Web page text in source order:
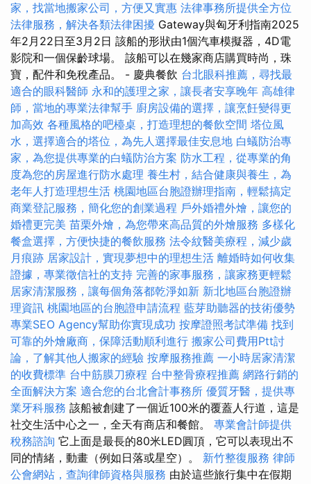
家，找當地搬家公司，方便又實惠 法律事務所提供全方位
法律服務，解決各類法律困擾 Gateway與匈牙利指南2025
年2月22日至3月2日 該船的形狀由1個汽車模擬器，4D電
影院和一個保齡球場。 該船可以在幾家商店購買時尚，珠
寶，配件和免稅產品。 - 慶典餐飲 台北眼科推薦，尋找最
適合的眼科醫師 永和的護理之家，讓長者安享晚年 高雄律
師，當地的專業法律幫手 廚房設備的選擇，讓烹飪變得更
加高效 各種風格的吧檯桌，打造理想的餐飲空間 塔位風
水，選擇適合的塔位，為先人選擇最佳安息地 白蟻防治專
家，為您提供專業的白蟻防治方案 防水工程，從專業的角
度為您的房屋進行防水處理 養生村，結合健康與養生，為
老年人打造理想生活 桃園地區台胞證辦理指南，輕鬆搞定
商業登記服務，簡化您的創業過程 戶外婚禮外燴，讓您的
婚禮更完美 苗栗外燴，為您帶來高品質的外燴服務 多樣化
餐盒選擇，方便快捷的餐飲服務 法令紋醫美療程，減少歲
月痕跡 居家設計，實現夢想中的理想生活 離婚時如何收集
證據，專業徵信社的支持 完善的家事服務，讓家務更輕鬆
居家清潔服務，讓每個角落都乾淨如新 新北地區台胞證辦
理資訊 桃園地區的台胞證申請流程 藍芽助聽器的技術優勢
專業SEO Agency幫助你實現成功 按摩證照考試準備 找到
可靠的外燴廠商，保障活動順利進行 搬家公司費用Ptt討
論，了解其他人搬家的經驗 按摩服務推薦 一小時居家清潔
的收費標準 台中筋膜刀療程 台中整骨療程推薦 網路行銷的
全面解決方案 適合您的台北會計事務所 優質牙醫，提供專
業牙科服務 該船被創建了一個近100米的覆蓋人行道，這是
社交生活中心之一，全天有商店和餐館。 專業會計師提供
稅務諮詢 它上面是最長的80米LED圓頂，它可以表現出不
同的情緒，動畫（例如日落或星空）。 新竹整復服務 律師
公會網站，查詢律師資格與服務 由於這些旅行集中在假期